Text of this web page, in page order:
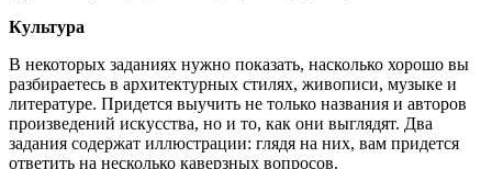
Культура
В некоторых заданиях нужно показать, насколько хорошо вы
разбираетесь в архитектурных стилях, живописи, музыке и
литературе. Придется выучить не только названия и авторов
произведений искусства, но и то, как они выглядят. Два
задания содержат иллюстрации: глядя на них, вам придется
ответить на несколько каверзных вопросов.